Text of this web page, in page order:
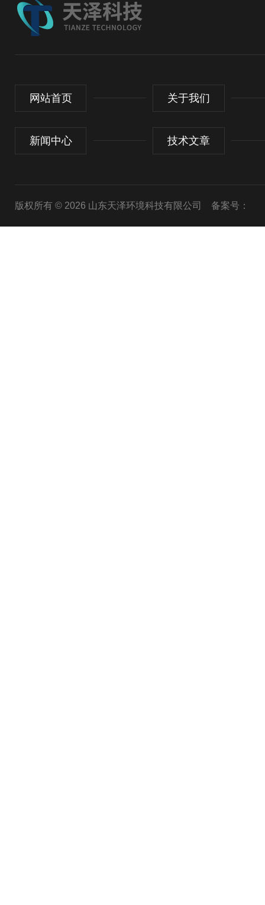
网站首页 关于我们
新闻中心 技术文章
版权所有 © 2026 山东天泽环境科技有限公司 备案号：